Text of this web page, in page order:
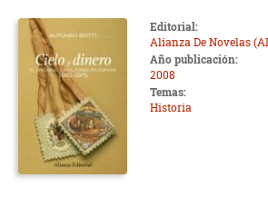
Editorial:
Alianza De Novelas
Año publicación:
2008
Temas:
Historia